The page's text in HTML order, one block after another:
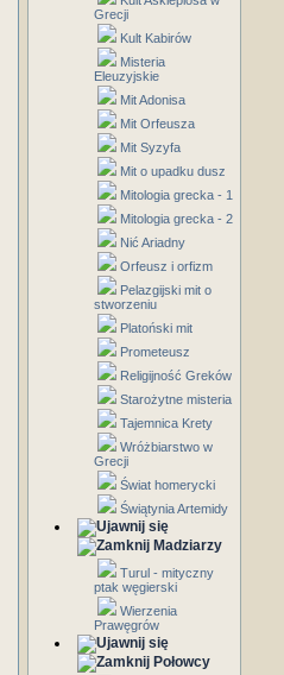
Grecji
Kult Kabirów
Misteria
Eleuzyjskie
Mit Adonisa
Mit Orfeusza
Mit Syzyfa
Mit o upadku dusz
Mitologia grecka - 1
Mitologia grecka - 2
Nić Ariadny
Orfeusz i orfizm
Pelazgijski mit o
stworzeniu
Platoński mit
Prometeusz
Religijność Greków
Starożytne misteria
Tajemnica Krety
Wróżbiarstwo w
Grecji
Świat homerycki
Świątynia Artemidy
Madziarzy
Turul - mityczny
ptak węgierski
Wierzenia
Prawęgrów
Połowcy